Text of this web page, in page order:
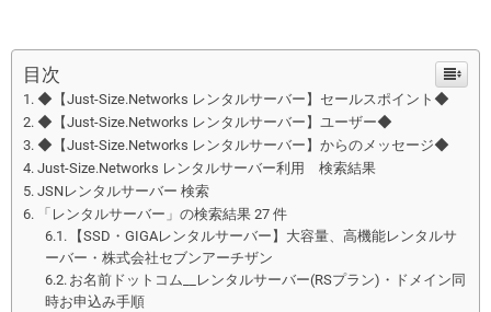
目次
◆【Just-Size.Networks レンタルサーバー】セールスポイント◆
◆【Just-Size.Networks レンタルサーバー】ユーザー◆
◆【Just-Size.Networks レンタルサーバー】からのメッセージ◆
Just-Size.Networks レンタルサーバー利用 検索結果
JSNレンタルサーバー 検索
「レンタルサーバー」の検索結果 27 件
【SSD・GIGAレンタルサーバー】大容量、高機能レンタルサ
ーバー・株式会社セブンアーチザン
お名前ドットコム__レンタルサーバー(RSプラン)・ドメイン同
時お申込み手順